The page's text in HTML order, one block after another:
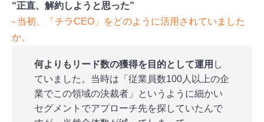
“正直、解約しようと思った”
‐ 当初、「チラCEO」をどのように活用されていました
か。
何よりもリード数の獲得を目的として運用 し
ていました。当時は「従業員数100人以上の企
業でこの領域の決裁者」というように細かい
セグメントでアプローチ先を探していたんで